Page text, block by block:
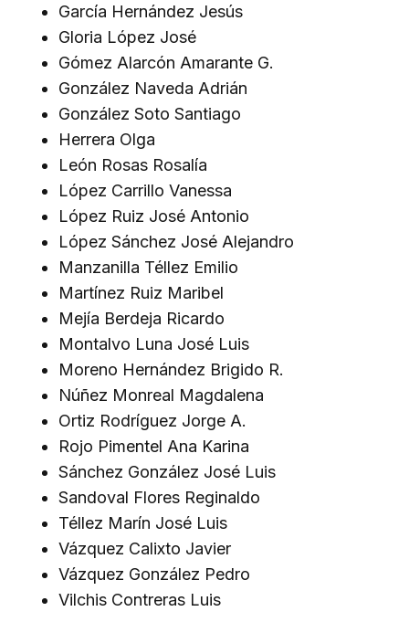
García Hernández Jesús
Gloria López José
Gómez Alarcón Amarante G.
González Naveda Adrián
González Soto Santiago
Herrera Olga
León Rosas Rosalía
López Carrillo Vanessa
López Ruiz José Antonio
López Sánchez José Alejandro
Manzanilla Téllez Emilio
Martínez Ruiz Maribel
Mejía Berdeja Ricardo
Montalvo Luna José Luis
Moreno Hernández Brigido R.
Núñez Monreal Magdalena
Ortiz Rodríguez Jorge A.
Rojo Pimentel Ana Karina
Sánchez González José Luis
Sandoval Flores Reginaldo
Téllez Marín José Luis
Vázquez Calixto Javier
Vázquez González Pedro
Vilchis Contreras Luis